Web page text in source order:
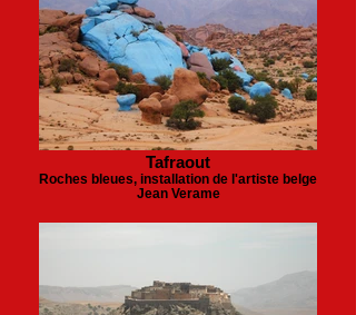
Tafraout
Roches bleues, installation de l'artiste belge
Jean Verame